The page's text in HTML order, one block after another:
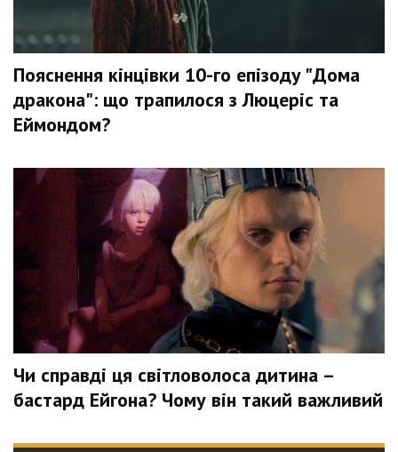
Пояснення кінцівки 10-го епізоду "Дома
дракона": що трапилося з Люцеріс та
Еймондом?
Чи справді ця світловолоса дитина –
бастард Ейгона? Чому він такий важливий